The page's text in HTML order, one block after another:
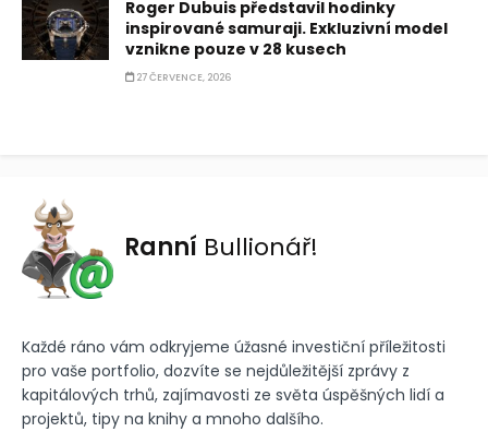
Roger Dubuis představil hodinky
inspirované samuraji. Exkluzivní model
vznikne pouze v 28 kusech
27 ČERVENCE, 2026
Ranní Bullionář!
Každé ráno vám odkryjeme úžasné investiční příležitosti
pro vaše portfolio, dozvíte se nejdůležitější zprávy z
kapitálových trhů, zajímavosti ze světa úspěšných lidí a
projektů, tipy na knihy a mnoho dalšího.